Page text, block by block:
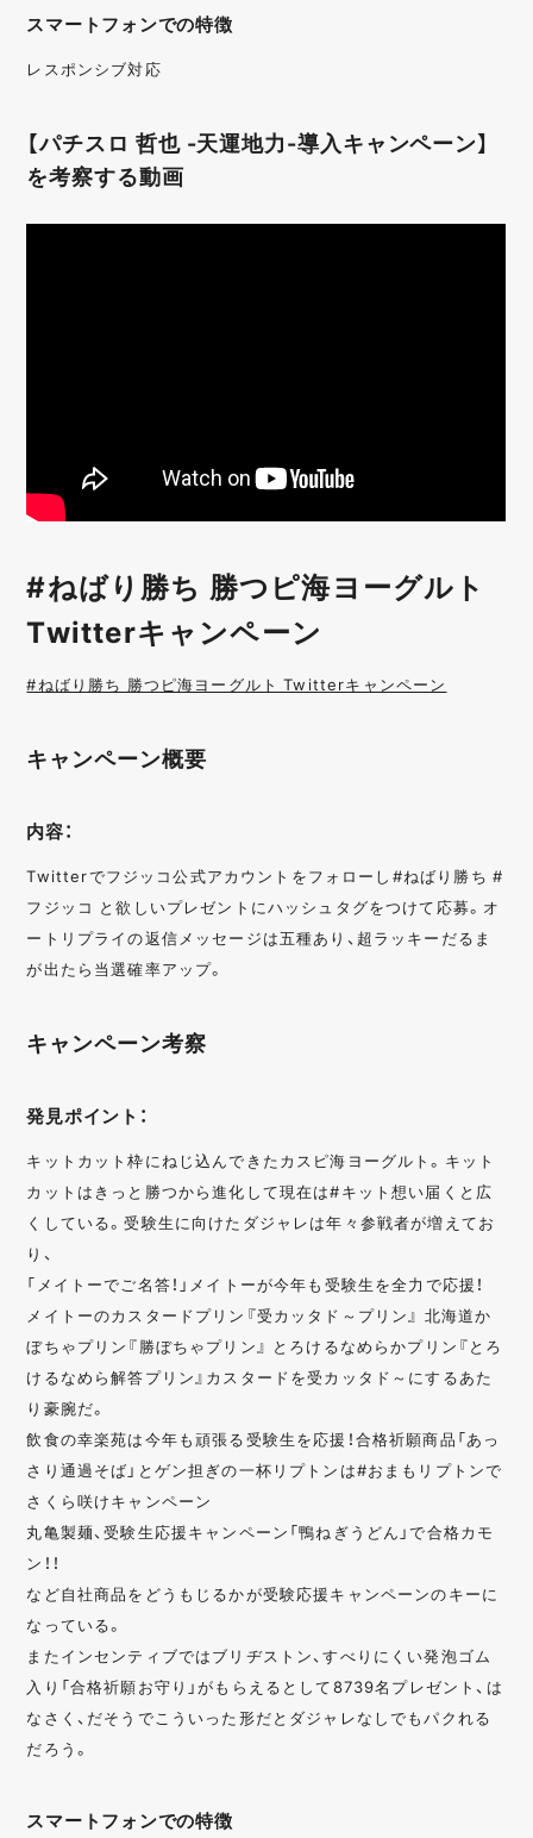
スマートフォンでの特徴
レスポンシブ対応
【パチスロ 哲也 -天運地力-導入キャンペーン】
を考察する動画
#ねばり勝ち 勝つピ海ヨーグルト
Twitterキャンペーン
#ねばり勝ち 勝つピ海ヨーグルト Twitterキャンペーン
キャンペーン概要
内容：
Twitterでフジッコ公式アカウントをフォローし#ねばり勝ち #
フジッコ と欲しいプレゼントにハッシュタグをつけて応募。オ
ートリプライの返信メッセージは五種あり、超ラッキーだるま
が出たら当選確率アップ。
キャンペーン考察
発見ポイント：
キットカット枠にねじ込んできたカスピ海ヨーグルト。キット
カットはきっと勝つから進化して現在は#キット想い届くと広
くしている。受験生に向けたダジャレは年々参戦者が増えてお
り、
「メイトーでご名答！」メイトーが今年も受験生を全力で応援！
メイトーのカスタードプリン『受カッタド～プリン』 北海道か
ぼちゃプリン『勝ぼちゃプリン』 とろけるなめらかプリン『とろ
けるなめら解答プリン』カスタードを受カッタド～にするあた
り豪腕だ。
飲食の幸楽苑は今年も頑張る受験生を応援！合格祈願商品「あっ
さり通過そば」とゲン担ぎの一杯リプトンは#おまもリプトンで
さくら咲けキャンペーン
丸亀製麺、受験生応援キャンペーン「鴨ねぎうどん」で合格カモ
ン！！
など自社商品をどうもじるかが受験応援キャンペーンのキーに
なっている。
またインセンティブではブリヂストン、すべりにくい発泡ゴム
入り「合格祈願お守り」がもらえるとして8739名プレゼント、は
なさく、だそうでこういった形だとダジャレなしでもパクれる
だろう。
スマートフォンでの特徴